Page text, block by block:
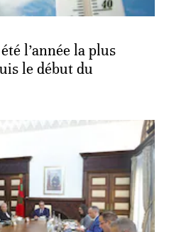
l’année la plus
le début du